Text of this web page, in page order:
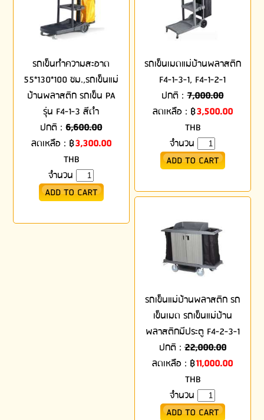
รถเข็นทำความสะอาด
55*130*100 ซม.,รถเข็นแม่
บ้านพลาสติก รถเข็น PA
รุ่น F4-1-3 สีดำ
ปกติ :6,600.00
ลดเหลือ : ฿3,300.00
THB
จำนวน
รถเข็นเมดแม่บ้านพลาสติก
F4-1-3-1, F4-1-2-1
ปกติ :7,000.00
ลดเหลือ : ฿3,500.00
THB
จำนวน
รถเข็นแม่บ้านพลาสติก รถ
เข็นเมด รถเข็นแม่บ้าน
พลาสติกมีประตู F4-2-3-1
ปกติ : 22,000.00
ลดเหลือ : ฿11,000.00
THB
จำนวน